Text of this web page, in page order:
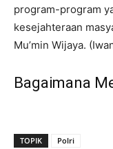
program-program
kesejahteraan
Mu’min Wijaya.
Bagaimana
TOPIK Polri